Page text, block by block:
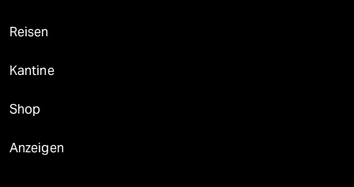
Reisen
Kantine
Shop
Anzeigen